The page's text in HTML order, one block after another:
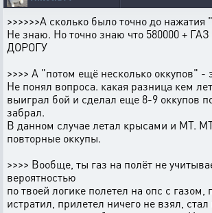
>>>>>>А сколько было точно до
Не знаю. Но точно знаю что 580000 +
ДОРОГУ
>>>> А "потом ещё несколько оккупов" -
Не понял вопроса. какая разница кем
выиграл бой и сделал еще 8-9 оккупов
забрал.
В данном случае летал крысами и МТ.
повторные оккупы.
>>>> Вообще, ты газ на полёт не
вероятностью
по твоей логике полетел на опс с
истратил, прилетел ничего не взял,